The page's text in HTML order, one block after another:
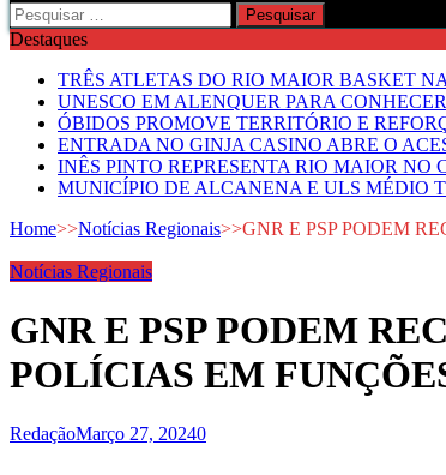
Pesquisar
por:
Destaques
TRÊS ATLETAS DO RIO MAIOR BASKET
UNESCO EM ALENQUER PARA
ÓBIDOS PROMOVE TERRITÓRIO E
ENTRADA NO GINJA CASINO ABRE O
INÊS PINTO REPRESENTA RIO MAIOR
MUNICÍPIO DE ALCANENA E ULS MÉDIO
Home>>Notícias Regionais>>GNR E PSP PODEM
Notícias Regionais
GNR E PSP PODEM
POLÍCIAS EM
RedaçãoMarço 27, 20240